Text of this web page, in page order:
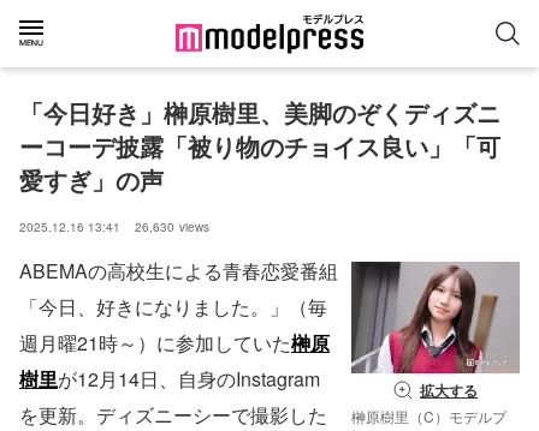
「今日好き」榊原樹里、美脚のぞくディズニ
ーコーデ披露「被り物のチョイス良い」「可
愛すぎ」の声
2025.12.16 13:41 26,630 views
拡大する
榊原樹里（C）モデルプ
ABEMAの高校生による青春恋愛番組
「今日、好きになりました。」（毎
週月曜21時～）に参加していた榊原
樹里が12月14日、自身のInstagram
を更新。ディズニーシーで撮影した